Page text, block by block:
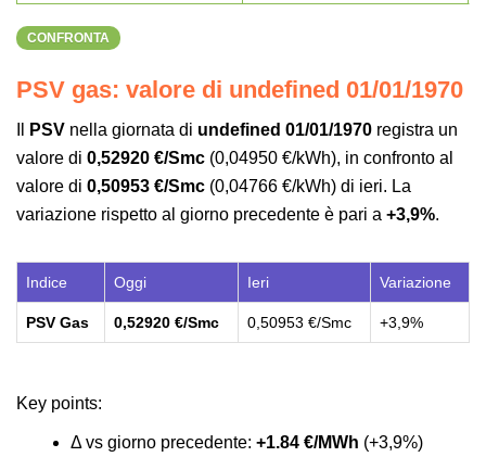
CONFRONTA
PSV gas: valore di undefined 01/01/1970
PSV nella giornata di undefined 01/01/1970 registra un
valore di 0,52920 €/Smc (0,04950 €/kWh), in confronto al
valore di 0,50953 €/Smc (0,04766 €/kWh) di ieri. La
variazione rispetto al giorno precedente è pari a +3,9%.
Indice Oggi Ieri Variazione
PSV Gas 0,52920 €/Smc 0,50953 €/Smc +3,9%
Key points:
Δ vs giorno precedente: +1.84 €/MWh (+3,9%)